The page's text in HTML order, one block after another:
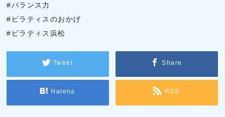
#バランス力
#ピラティスのおかげ
#ピラティス浜松
Tweet Share
Hatena RSS